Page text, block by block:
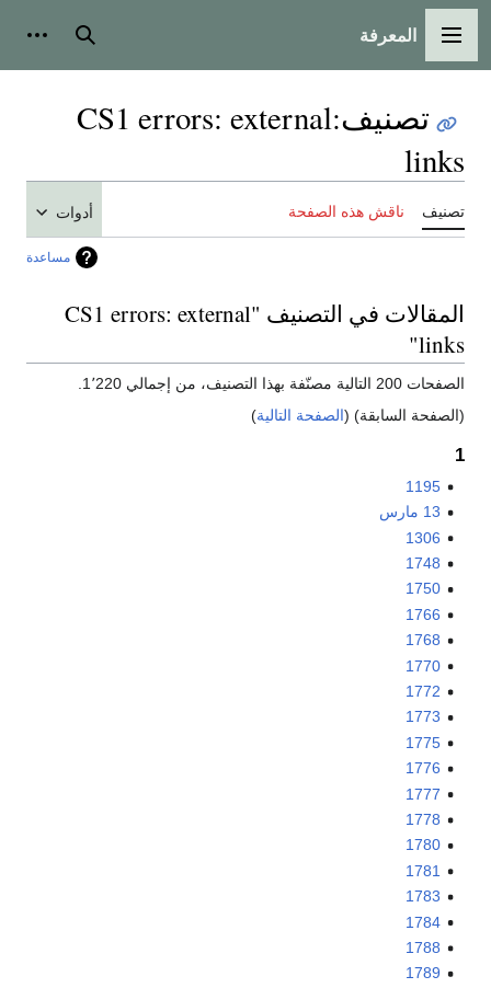
القائمة الرئيسية
المعرفة بحث
تصنيف:
CS1 errors: external
links
تصنيف ناقش هذه الصفحة أدوات
مساعدة
المقالات في التصنيف "CS1 errors: external
links"
الصفحات 200 التالية مصنّفة بهذا التصنيف، من إجمالي 1٬220.
(الصفحة السابقة) (الصفحة التالية)
1
1195
13 مارس
1306
1748
1750
1766
1768
1770
1772
1773
1775
1776
1777
1778
1780
1781
1783
1784
1788
1789